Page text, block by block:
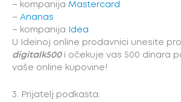
– kompanija Mastercard
– Ananas
– kompanija
Idea
U Ideinoj online prodavnici unesite
digitalk500i očekuje vas 500 dinara
vaše online kupovine!
3. Prijatelj podkasta: